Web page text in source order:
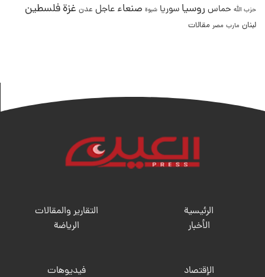
حزب الله حماس روسيا سوريا شبوة صنعاء عاجل عدن غزةفلسطين
لبنان مارب مصر مقالات
الرئيسية
الأخبار
التقارير والمقالات
الریاضة
الإقتصاد فيديوهات